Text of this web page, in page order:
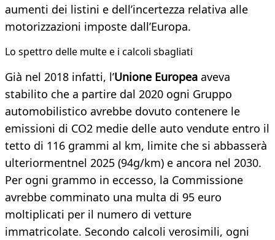
aumenti dei listini e dell’incertezza relativa alle
motorizzazioni imposte dall’Europa.
Lo spettro delle multe e i calcoli sbagliati
Già nel 2018 infatti, l’Unione Europea aveva
stabilito che a partire dal 2020 ogni Gruppo
automobilistico avrebbe dovuto contenere le
emissioni di CO2 medie delle auto vendute entro il
tetto di 116 grammi al km, limite che si abbasserà
ulteriormentnel 2025 (94g/km) e ancora nel 2030.
Per ogni grammo in eccesso, la Commissione
avrebbe comminato una multa di 95 euro
moltiplicati per il numero di vetture
immatricolate. Secondo calcoli verosimili, ogni